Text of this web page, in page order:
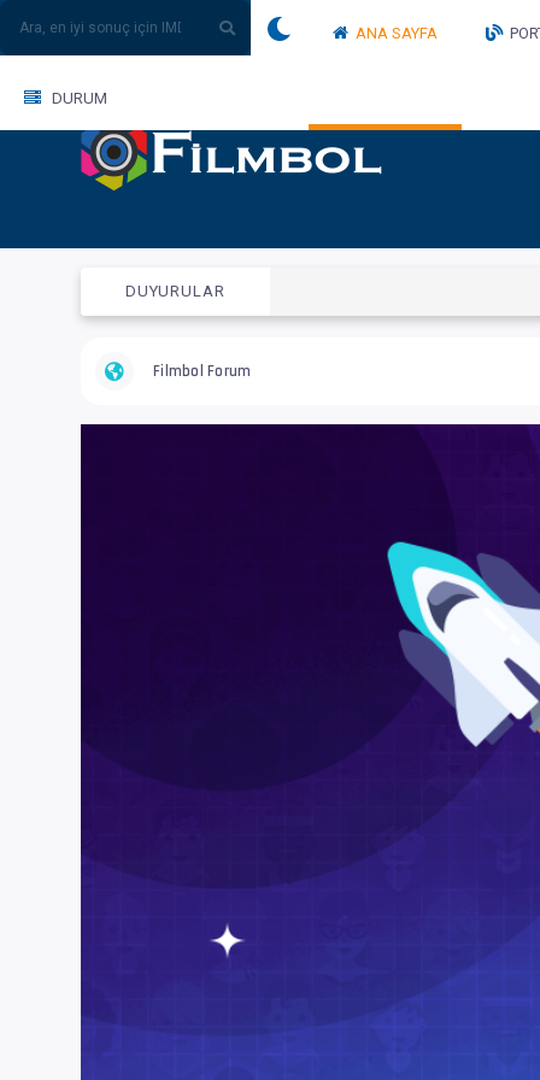
ANA SAYFA
DURUM
DUYURULAR
Filmbol Forum